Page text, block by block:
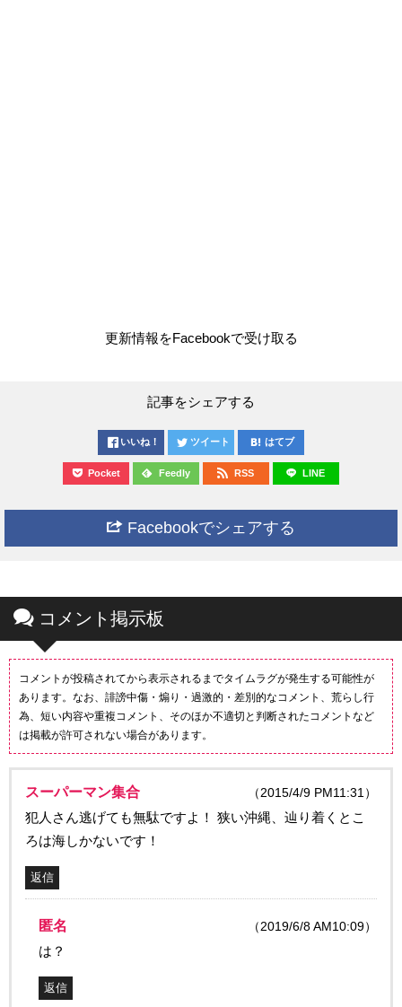
更新情報をFacebookで受け取る
記事をシェアする
いいね！ ツイート はてブ
Pocket Feedly RSS LINE
Facebookでシェアする
コメント掲示板
コメントが投稿されてから表示されるまでタイムラグが発生する可能性が
あります。なお、誹謗中傷・煽り・過激的・差別的なコメント、荒らし行
為、短い内容や重複コメント、そのほか不適切と判断されたコメントなど
は掲載が許可されない場合があります。
スーパーマン集合 （2015/4/9 PM11:31）
犯人さん逃げても無駄ですよ！ 狭い沖縄、辿り着くとこ
ろは海しかないです！
返信
匿名 （2019/6/8 AM10:09）
は？
返信